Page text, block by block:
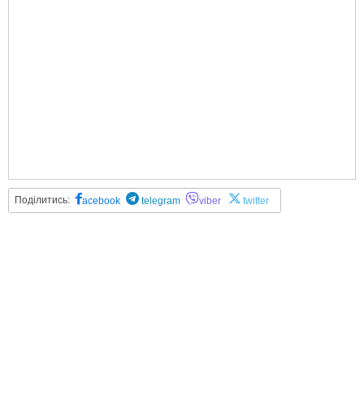
Поділитись: acebook telegram viber twitter